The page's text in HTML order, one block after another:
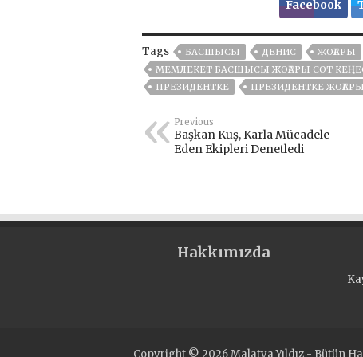
Facebook
Tags БАСШЫСЫ ДЕНИС ЖОҒАРЫ
МЕМЛЕКЕТ БАСШЫСЫ ЖОҒАРЫ СОТ
ПРЕЗИДЕНТКЕ
ПРЕЗИДЕНТКЕ ЖОҒАРЫ
Previous
Başkan Kuş, Karla Mücadele
Eden Ekipleri Denetledi
Hakkımızda
Copyright © 2026 Malatya Yıldız - Bütün